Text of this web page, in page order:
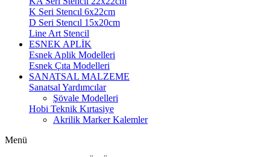
K Seri Stencıl 6x22cm
D Seri Stencıl 15x20cm
Line Art Stencil
ESNEK APLİK
Esnek Aplik Modelleri
Esnek Çıta Modelleri
SANATSAL MALZEME
Sanatsal Yardımcılar
Şövale Modelleri
Hobi Teknik Kırtasiye
Akrilik Marker Kalemler
Menü